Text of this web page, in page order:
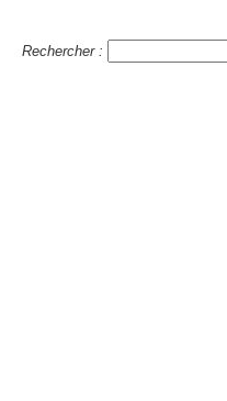
Rechercher :